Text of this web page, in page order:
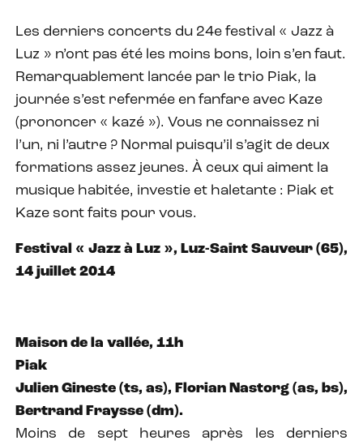
Les derniers concerts du 24e festival « Jazz à
Luz » n’ont pas été les moins bons, loin s’en faut.
Remarquablement lancée par le trio Piak, la
journée s’est refermée en fanfare avec Kaze
(prononcer « kazé »). Vous ne connaissez ni
l’un, ni l’autre ? Normal puisqu’il s’agit de deux
formations assez jeunes. À ceux qui aiment la
musique habitée, investie et haletante : Piak et
Kaze sont faits pour vous.
Festival « Jazz à Luz », Luz-Saint Sauveur (65),
14 juillet 2014
Maison de la vallée, 11h
Piak
Julien Gineste (ts, as), Florian Nastorg (as, bs),
Bertrand Fraysse (dm).
Moins de sept heures après les derniers